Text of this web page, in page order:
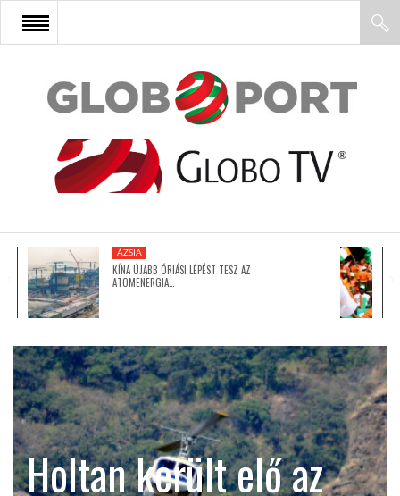
FŐOLDAL
AFRIKA
ÁZSIA
LATIN-AMERIKA
KÖZEL-KELET
ÁZSIA
KÍNA ÚJABB ÓRIÁSI LÉPÉST TESZ AZ
ATOMENERGIA…
Holtan került elő az